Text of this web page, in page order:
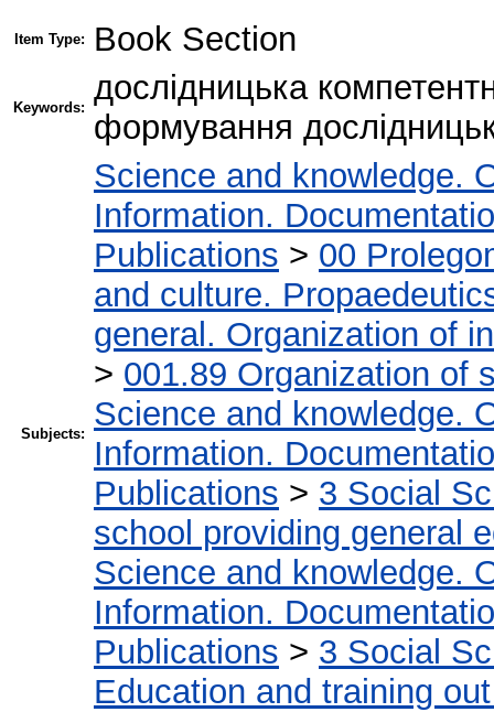
Item Type: Book Section
Keywords:
дослідницька
формування
Subjects:
Science and knowledge.
Information.
Publications > 00
and culture.
general. Organization of
> 001.89 Organization of
Science and knowledge.
Information.
Publications > 3 Social
school providing general
Science and knowledge.
Information.
Publications > 3 Social
Education and training